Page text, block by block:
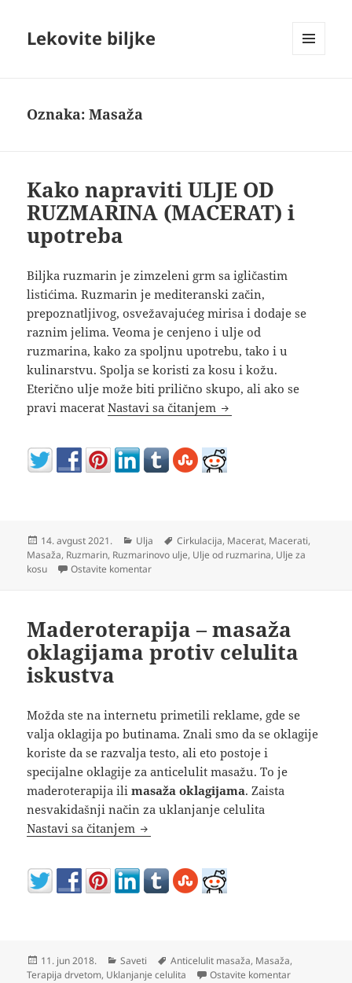
Lekovite biljke
Oznaka:Masaža
Kako napraviti ULJE OD
RUZMARINA (MACERAT) i
upotreba
Biljka ruzmarin je zimzeleni grm sa igličastim
listićima. Ruzmarin je mediteranski začin,
prepoznatljivog, osvežavajućeg mirisa i dodaje se
raznim jelima. Veoma je cenjeno i ulje od
ruzmarina, kako za spoljnu upotrebu, tako i u
kulinarstvu. Spolja se koristi za kosu i kožu.
Eterično ulje može biti prilično skupo, ali ako se
pravi maceratNastavi sa čitanjem Kako napraviti ULJE
Objavljeno
14. avgust 2021. Kategorije
Ulja Oznake
Cirkulacija, Macerat, Macerati,
Masaža, Ruzmarin, Ruzmarinovo ulje, Ulje od ruzmarina, Ulje za
kosu
Ostavite komentarna Kako napraviti ULJE OD RUZMARINA
Maderoterapija – masaža
oklagijama protiv celulita
iskustva
Možda ste na internetu primetili reklame, gde se
valja oklagija po butinama. Znali smo da se oklagije
koriste da se razvalja testo, ali eto postoje i
specijalne oklagije za anticelulit masažu. To je
maderoterapija ilimasaža oklagijama. Zaista
nesvakidašnji način za uklanjanje celulita
Nastavi sa čitanjem Maderoterapija – masaža
Objavljeno
11. jun 2018. Kategorije
Saveti Oznake
Anticelulit masaža, Masaža,
Terapija drvetom, Uklanjanje celulita Ostavite komentarna